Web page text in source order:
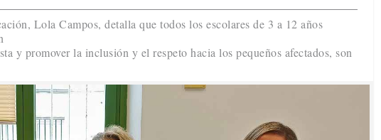
Lola Campos, detalla que todos los escolares de 3 a 12 años
y promover la inclusión y el respeto hacia los pequeños afectados, son